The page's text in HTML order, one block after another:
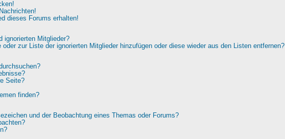
dieses Forums erhalten!
ignorierten Mitglieder?
zur Liste der ignorierten Mitglieder hinzufügen oder diese wieder aus den Listen entfernen?
Seite?
finden?
und der Beobachtung eines Themas oder Forums?